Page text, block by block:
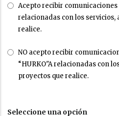
Acepto recibir comunicaciones
relacionadas con los servicios,
realice.
NO acepto recibir
“HURKO"A relacionadas con
proyectos que realice.
Seleccione una opción